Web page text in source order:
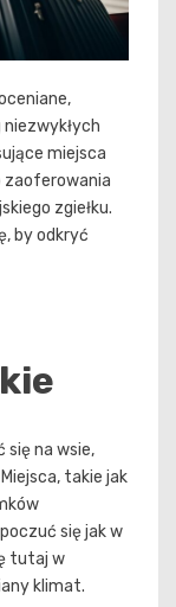
miejsca
zaoferowania
zgiełku.
by odkryć
się na wsie,
takie jak
się jak w
tutaj w
klimat.